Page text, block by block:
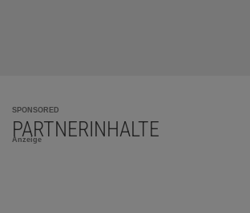
SPONSORED
PARTNERINHALTE
Anzeige